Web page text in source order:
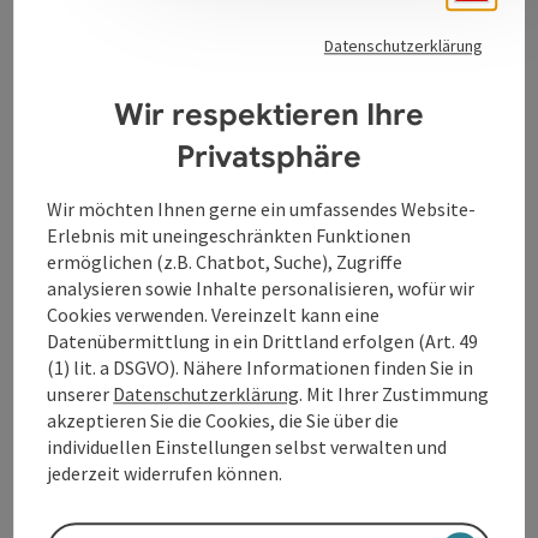
Öffnungszeiten
Anreise/Lage
Barrierefreiheit
Beitrag merken Beitrag drucken
Datenschutzerklärung
Wir respektieren Ihre
Privatsphäre
Wir möchten Ihnen gerne ein umfassendes Website-
Erlebnis mit uneingeschränkten Funktionen
ermöglichen (z.B. Chatbot, Suche), Zugriffe
analysieren sowie Inhalte personalisieren, wofür wir
Cookies verwenden. Vereinzelt kann eine
Datenübermittlung in ein Drittland erfolgen (Art. 49
(1) lit. a DSGVO). Nähere Informationen finden Sie in
unserer Datenschutzerklärung. Mit Ihrer Zustimmung
akzeptieren Sie die Cookies, die Sie über die
individuellen Einstellungen selbst verwalten und
jederzeit widerrufen können.